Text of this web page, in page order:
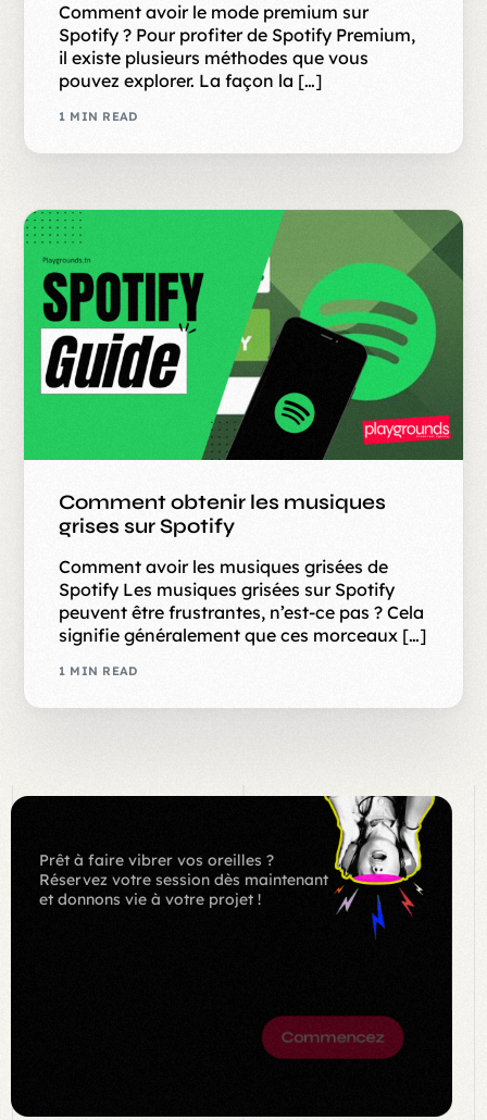
Comment avoir le mode premium sur
Spotify ? Pour profiter de Spotify Premium,
il existe plusieurs méthodes que vous
pouvez explorer. La façon la […]
1 MIN READ
Comment obtenir les musiques
grises sur Spotify
Comment avoir les musiques grisées de
Spotify Les musiques grisées sur Spotify
peuvent être frustrantes, n’est-ce pas ? Cela
signifie généralement que ces morceaux […]
1 MIN READ
Prêt à faire vibrer vos oreilles ?
Réservez votre session dès maintenant
et donnons vie à votre projet !
NOW
Commencez